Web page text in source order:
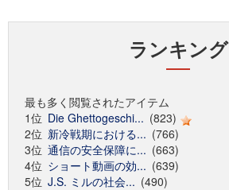
ランキング
最も多く閲覧されたアイテム
1位 Die Ghettogeschi... (823)
2位 新冷戦期における... (766)
3位 通信の安全保障に... (663)
4位 ショート動画の効... (639)
5位 J.S. ミルの社会... (490)